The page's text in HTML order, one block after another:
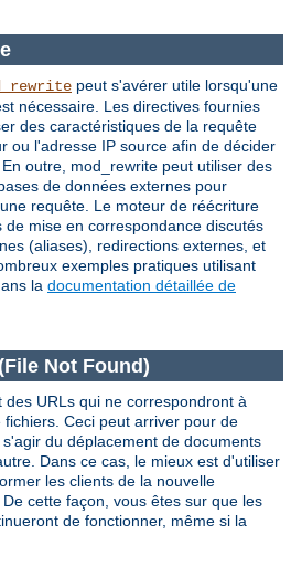
peut s'avérer utile lorsqu'une
nécessaire. Les directives fournies
des caractéristiques de la requête
ou l'adresse IP source afin de décider
outre, mod_rewrite peut utiliser des
de données externes pour
requête. Le moteur de réécriture
mise en correspondance discutés
(aliases), redirections externes, et
exemples pratiques utilisant
la documentation détaillée de
Not Found)
URLs qui ne correspondront à
Ceci peut arriver pour de
du déplacement de documents
Dans ce cas, le mieux est d'utiliser
les clients de la nouvelle
cette façon, vous êtes sur que les
de fonctionner, même si la